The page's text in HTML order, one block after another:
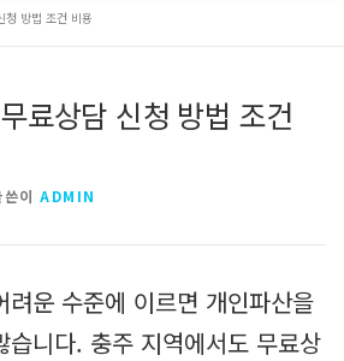
청 방법 조건 비용
료상담 신청 방법 조건
쓴이 ADMIN
려운 수준에 이르면 개인파산을
습니다. 충주 지역에서도 무료상